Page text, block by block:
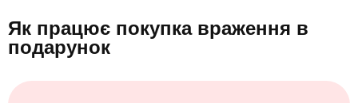
Як працює покупка враження в
подарунок